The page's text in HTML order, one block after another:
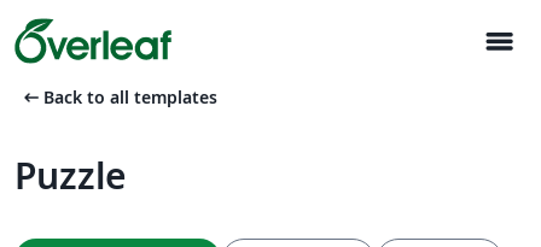
menu
arrow_left_alt Back to all templates
Puzzle